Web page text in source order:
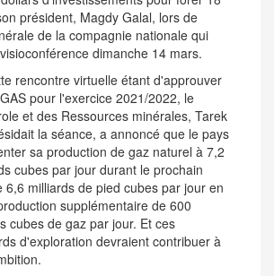
président, Magdy Galal, lors de
de la compagnie nationale qui
dimanche 14 mars.
rencontre virtuelle étant d'approuver
pour l'exercice 2021/2022, le
et des Ressources minérales, Tarek
la séance, a annoncé que le pays
sa production de gaz naturel à 7,2
cubes par jour durant le prochain
6,6 milliards de pied cubes par jour en
supplémentaire de 600
cubes de gaz par jour. Et ces
d'exploration devraient contribuer à